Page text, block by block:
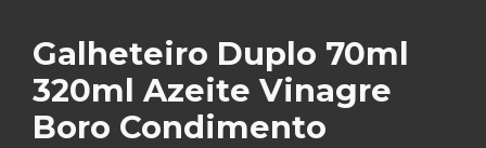
Galheteiro Duplo 70ml
320ml Azeite Vinagre
Boro Condimento